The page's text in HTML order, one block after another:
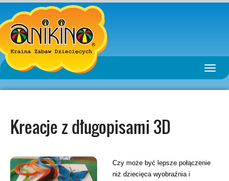
Toggle
Kreacje z długopisami 3D
Czy może być lepsze połączenie
niż dziecięca wyobraźnia i